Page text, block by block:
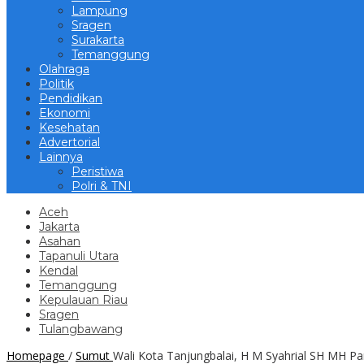
Lampung
Sragen
Surakarta
Temanggung
Olahraga
Politik
Pendidikan
Ekonomi
Kesehatan
Advertorial
Lainnya
Peristiwa
Polri & TNI
Aceh
Jakarta
Asahan
Tapanuli Utara
Kendal
Temanggung
Kepulauan Riau
Sragen
Tulangbawang
Homepage / Sumut Wali Kota Tanjungbalai, H M Syahrial SH MH